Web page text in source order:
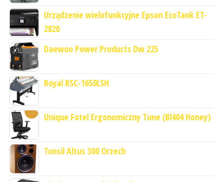
Urządzenie wielofunkcyjne Epson EcoTank ET-
2820
Daewoo Power Products Dw 225
Royal RSC-1650LSH
Unique Fotel Ergonomiczny Tune (Bl404 Honey)
Tonsil Altus 300 Orzech